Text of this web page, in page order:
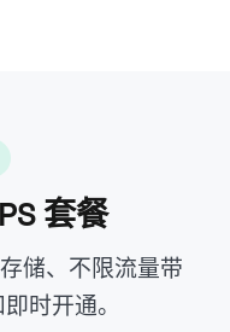
套餐
储、不限流量带
时开通。